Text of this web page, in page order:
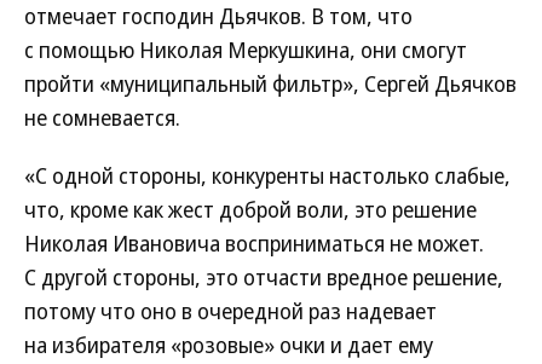
отмечает господин Дьячков. В том, что
с помощью Николая Меркушкина, они смогут
пройти «муниципальный фильтр», Сергей Дьячков
не сомневается.
«С одной стороны, конкуренты настолько слабые,
что, кроме как жест доброй воли, это решение
Николая Ивановича восприниматься не может.
С другой стороны, это отчасти вредное решение,
потому что оно в очередной раз надевает
на избирателя «розовые» очки и дает ему